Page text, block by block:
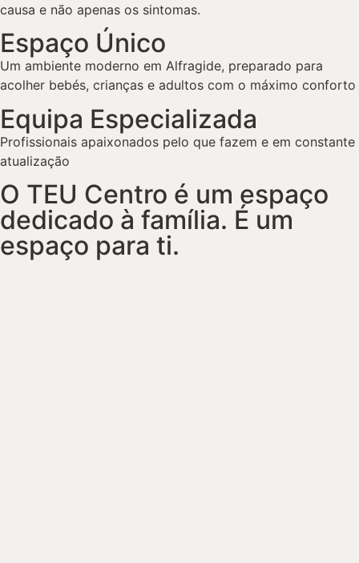
causa e não apenas os sintomas.
Espaço Único
Um ambiente moderno em Alfragide, preparado para
acolher bebés, crianças e adultos com o máximo conforto
Equipa Especializada
Profissionais apaixonados pelo que fazem e em constante
atualização
O TEU Centro é um espaço
dedicado à família. É um
espaço para ti.